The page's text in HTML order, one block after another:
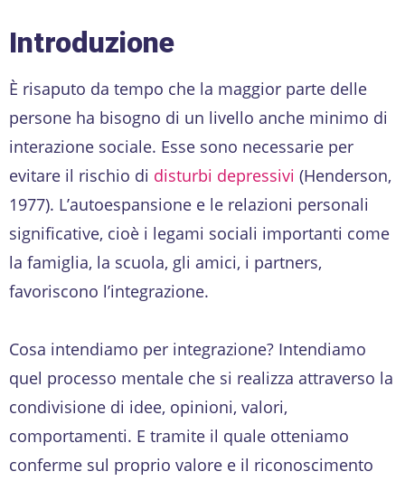
Introduzione
È risaputo da tempo che la maggior parte delle
persone ha bisogno di un livello anche minimo di
interazione sociale. Esse sono necessarie per
evitare il rischio di disturbi depressivi (Henderson,
1977). L’autoespansione e le relazioni personali
significative, cioè i legami sociali importanti come
la famiglia, la scuola, gli amici, i partners,
favoriscono l’integrazione.
Cosa intendiamo per integrazione? Intendiamo
quel processo mentale che si realizza attraverso la
condivisione di idee, opinioni, valori,
comportamenti. E tramite il quale otteniamo
conferme sul proprio valore e il riconoscimento